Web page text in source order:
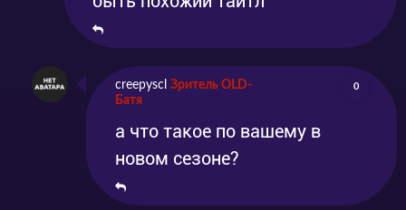
creepyscl Зритель OLD-
Батя
0
а что такое по вашему в
новом сезоне?